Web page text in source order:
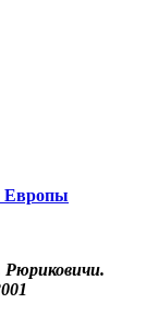
Европы
Рюриковичи.